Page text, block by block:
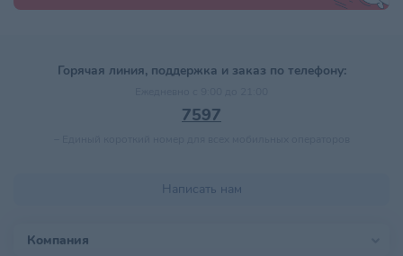
Горячая линия, поддержка и заказ по телефону:
7597
Написать нам
Компания